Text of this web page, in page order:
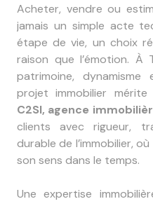
Acheter, vendre ou
jamais un simple acte
étape de vie, un choix
raison que l’émotion. À
patrimoine,
projet immobilier
C2SI, agence
clients avec rigueur,
durable de l’immobilier,
son sens dans le temps.
Une expertise